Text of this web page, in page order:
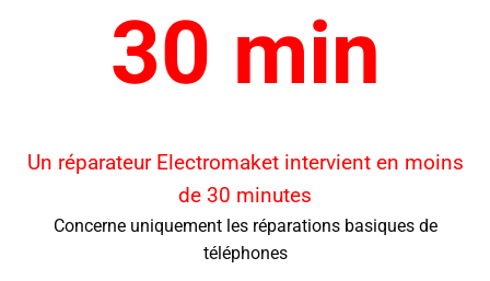
30 min
Un réparateur Electromaket intervient en moins
de 30 minutes
Concerne uniquement les réparations basiques de
téléphones